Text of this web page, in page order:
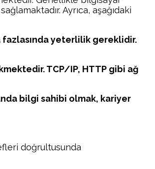
Ayrıca, aşağıdaki
fazlasında yeterlilik gereklidir.
TCP/IP, HTTP gibi ağ
bilgi sahibi olmak, kariyer
doğrultusunda